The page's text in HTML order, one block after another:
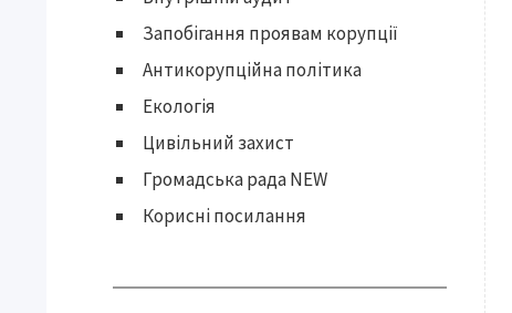
Запобігання проявам корупції
Антикорупційна політика
Екологія
Цивільний захист
Громадська рада NEW
Корисні посилання